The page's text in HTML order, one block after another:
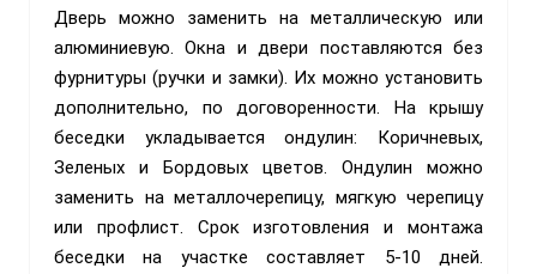
Дверь можно заменить на металлическую или
алюминиевую.Окна и двери поставляются без
фурнитуры (ручки и замки). Их можно установить
дополнительно, по договоренности.
На крышу
беседки укладывается ондулин: Коричневых,
Зеленых и Бордовых цветов. Ондулин можно
заменить на металлочерепицу, мягкую черепицу
или профлист. Срок изготовления и монтажа
беседки на участке составляет 5-10 дней.